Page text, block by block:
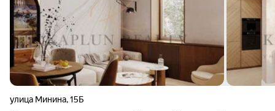
улица Минина,15Б